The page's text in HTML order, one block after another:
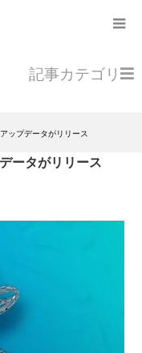
ップデータがリリース
記事カテゴリ
ータがリリース